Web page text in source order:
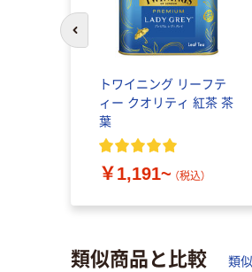
トワイニング リーフテ
ィー クオリティ 紅茶 茶
葉
￥1,191~ （税込）
前のスライドへ
類似商品と比較 類